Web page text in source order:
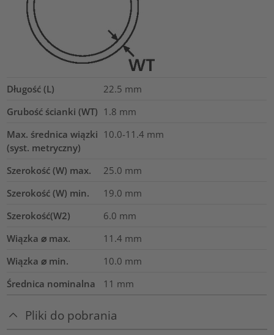
Długość (L) 22.5 mm
Grubość ścianki (WT) 1.8 mm
Max. średnica wiązki
(syst. metryczny)
10.0-11.4 mm
Szerokość (W) max. 25.0 mm
Szerokość (W) min.
19.0 mm
Szerokość(W2)
6.0 mm
Wiązka ⌀ max.
11.4 mm
Wiązka ⌀ min.
10.0 mm
Średnica nominalna
11 mm
Pliki do pobrania